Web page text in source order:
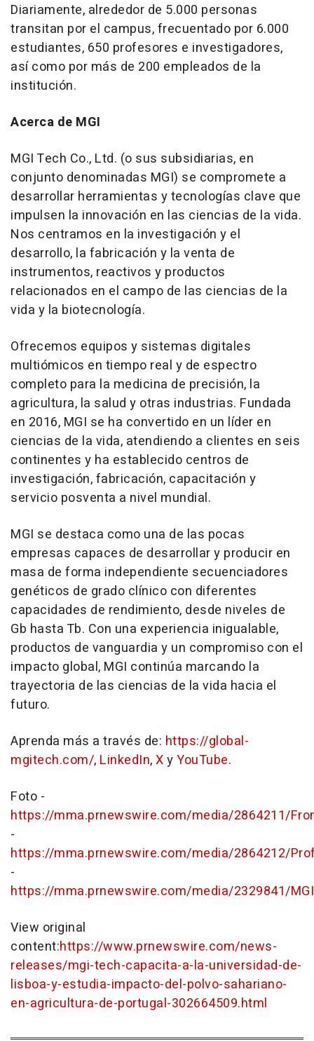
Diariamente, alrededor de 5.000 personas
transitan por el campus, frecuentado por 6.000
estudiantes, 650 profesores e investigadores,
así como por más de 200 empleados de la
institución.
Acerca de MGI
MGI Tech Co., Ltd. (o sus subsidiarias, en
conjunto denominadas MGI) se compromete a
desarrollar herramientas y tecnologías clave que
impulsen la innovación en las ciencias de la vida.
Nos centramos en la investigación y el
desarrollo, la fabricación y la venta de
instrumentos, reactivos y productos
relacionados en el campo de las ciencias de la
vida y la biotecnología.
Ofrecemos equipos y sistemas digitales
multiómicos en tiempo real y de espectro
completo para la medicina de precisión, la
agricultura, la salud y otras industrias. Fundada
en 2016, MGI se ha convertido en un líder en
ciencias de la vida, atendiendo a clientes en seis
continentes y ha establecido centros de
investigación, fabricación, capacitación y
servicio posventa a nivel mundial.
MGI se destaca como una de las pocas
empresas capaces de desarrollar y producir en
masa de forma independiente secuenciadores
genéticos de grado clínico con diferentes
capacidades de rendimiento, desde niveles de
Gb hasta Tb. Con una experiencia inigualable,
productos de vanguardia y un compromiso con el
impacto global, MGI continúa marcando la
trayectoria de las ciencias de la vida hacia el
futuro.
Aprenda más a través de: https://global-
mgitech.com/, LinkedIn,XyYouTube.
Foto -
https://mma.prnewswire.com/media/2864211/
-
https://mma.prnewswire.com/media/2864212/
-
https://mma.prnewswire.com/media/2329841/
View original
content:https://www.prnewswire.com/news-
releases/mgi-tech-capacita-a-la-universidad-de-
lisboa-y-estudia-impacto-del-polvo-sahariano-
en-agricultura-de-portugal-302664509.html